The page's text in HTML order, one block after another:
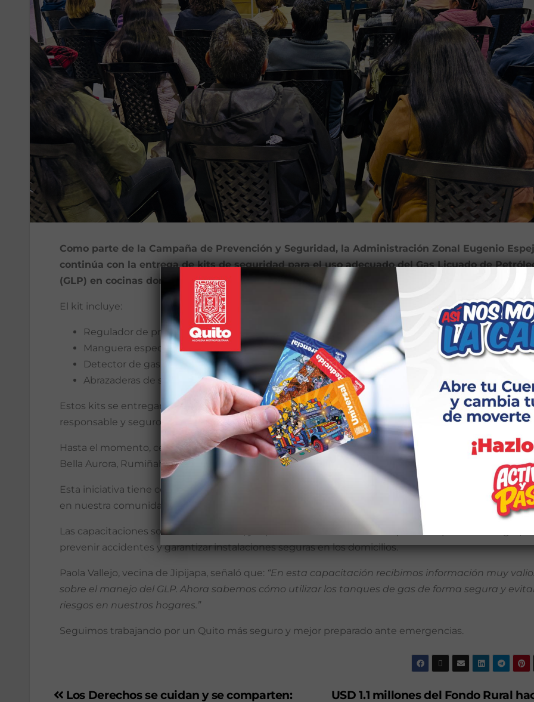
Como parte de la Campaña de Prevención y Seguridad, la Administración Zonal Eugenio
continúa con la entrega de kits de seguridad para el uso adecuado del Gas Licuado de
(GLP) en cocinas domésticas.
El kit incluye:
Regulador de presión para cocinas domésticas
Manguera específica para gas
Detector de gas
Abrazaderas de seguridad
Estos kits se entregan exclusivamente a las personas que participan en la capacitación sobre el uso
responsable y seguro del GLP.
Hasta el momento, cerca de 400 personas han recibido la capacitación y los kits en los sectores de
Bella Aurora, Rumiñahui Baja, San Lorenzo, La Pulida, Ómnibus y Jipijapa.
Esta iniciativa tiene como objetivo reducir riesgos en los hogares y fortalecer la cultura de
en nuestra comunidad.
Las capacitaciones son fundamentales, ya que brindan conocimientos prácticos para evitar fugas,
prevenir accidentes y garantizar instalaciones seguras en los domicilios.
Paola Vallejo, vecina de Jipijapa, señaló que: “En esta capacitación recibimos información muy
sobre el manejo del GLP. Ahora sabemos cómo utilizar los tanques de gas de forma segura y
riesgos en nuestros hogares.”
Seguimos trabajando por un Quito más seguro y mejor preparado ante emergencias.
USD 1.1 millones del Fondo Rural
Los Derechos se cuidan y se comparten: